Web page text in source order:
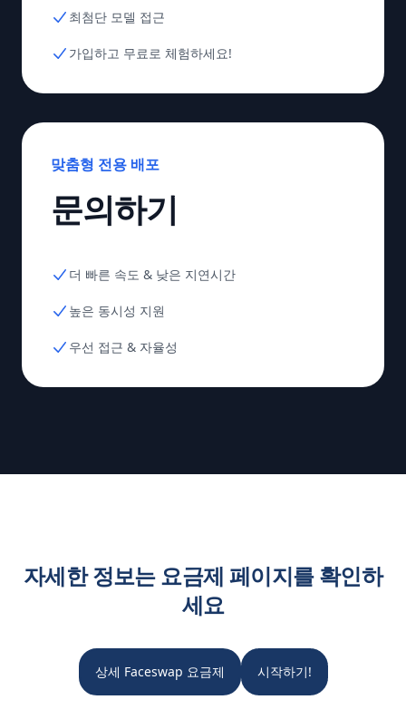
최첨단 모델 접근
가입하고 무료로 체험하세요!
맞춤형 전용 배포
문의하기
더 빠른 속도 & 낮은 지연시간
높은 동시성 지원
우선 접근 & 자율성
자세한 정보는 요금제 페이지를 확인하
세요
상세 Faceswap 요금제 시작하기!